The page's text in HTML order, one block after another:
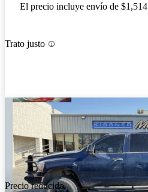
El precio incluye envío de $1,514
Trato justo
Precio reducido